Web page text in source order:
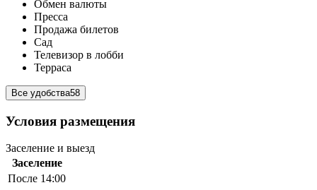
Обмен валюты
Пресса
Продажа билетов
Сад
Телевизор в лобби
Терраса
Все удобства58
Условия размещения
Заселение и выезд
Заселение
После 14:00